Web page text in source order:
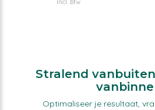
Stralend
Optimaliseer je resultaat,